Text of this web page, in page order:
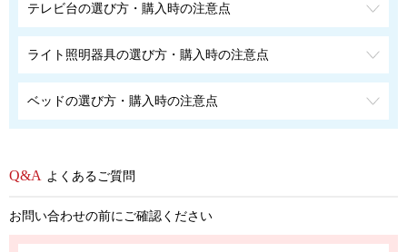
テレビ台の選び方・購入時の注意点
ライト照明器具の選び方・購入時の注意点
ベッドの選び方・購入時の注意点
よくあるご質問
お問い合わせの前にご確認ください